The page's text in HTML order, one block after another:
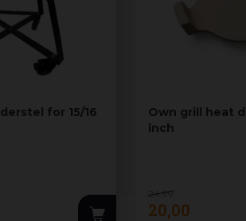
for 15/16
Own grill heat
inch
24 ,99
20,00